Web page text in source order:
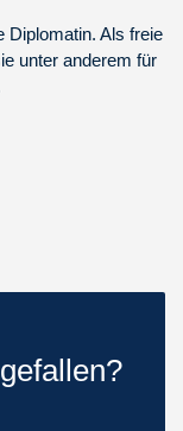
Diplomatin. Als freie
unter anderem für